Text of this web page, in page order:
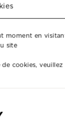
moment en
site
cookies, veuillez